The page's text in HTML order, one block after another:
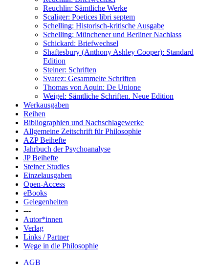
Reuchlin: Sämtliche Werke
Scaliger: Poetices libri septem
Schelling: Historisch-kritische Ausgabe
Schelling: Münchener und Berliner Nachlass
Schickard: Briefwechsel
Shaftesbury (Anthony Ashley Cooper): Standard
Edition
Steiner: Schriften
Svarez: Gesammelte Schriften
Thomas von Aquin: De Unione
Weigel: Sämtliche Schriften. Neue Edition
Werkausgaben
Reihen
Bibliographien und Nachschlagewerke
Allgemeine Zeitschrift für Philosophie
AZP Beihefte
Jahrbuch der Psychoanalyse
JP Beihefte
Steiner Studies
Einzelausgaben
Open-Access
eBooks
Gelegenheiten
---
Autor*innen
Verlag
Links / Partner
Wege in die Philosophie
AGB